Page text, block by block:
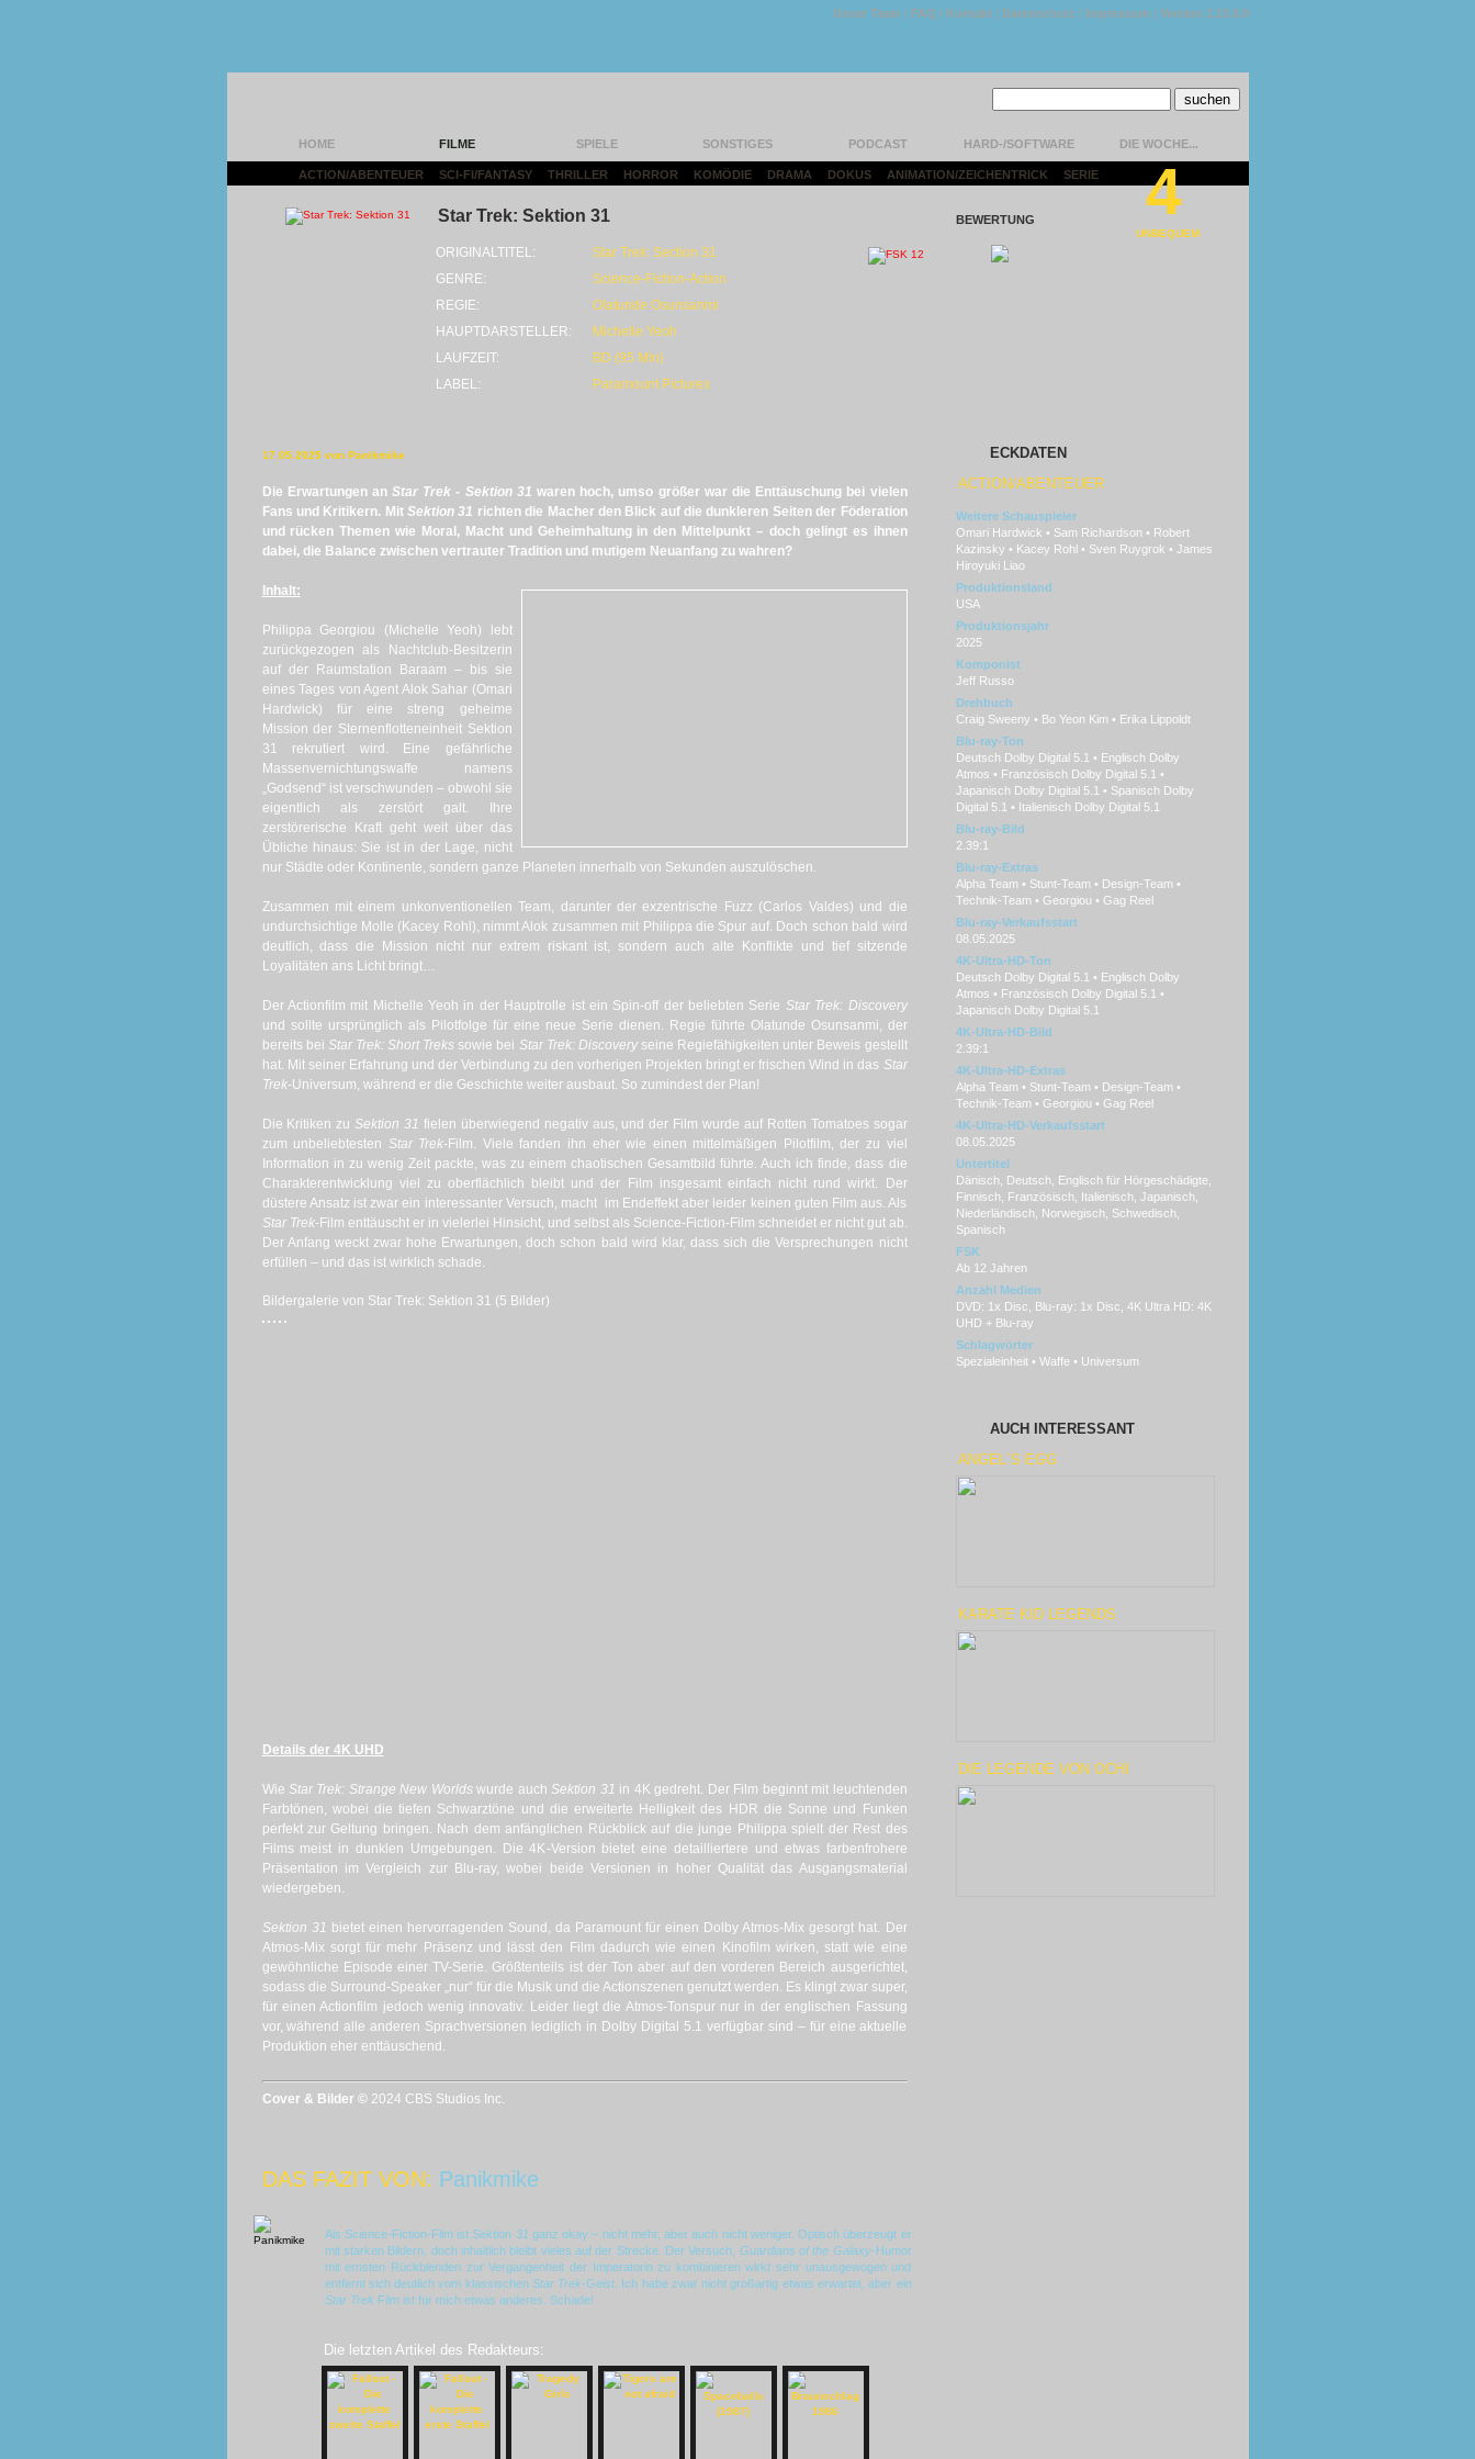
Unser Team | FAQ | Kontakt | Datenschutz | Impressum | Version 1.13.0.9
HOME FILME SPIELE SONSTIGES PODCAST HARD-/SOFTWARE DIE WOCHE...
ACTION/ABENTEUER SCI-FI/FANTASY THRILLER HORROR KOMÖDIE DRAMA DOKUS ANIMATION/ZEICHENTRICK SERIE
Star Trek: Sektion 31
ORIGINALTITEL:
Star Trek: Section 31
GENRE:
Science-Fiction-Action
REGIE:
Olatunde Osunsanmi
HAUPTDARSTELLER:
Michelle Yeoh
LAUFZEIT:
BD (95 Min)
LABEL:
Paramount Pictures
BEWERTUNG 4
UNBEQUEM
17.05.2025 von Panikmike
Die Erwartungen anStar Trek - Sektion 31 waren hoch, umso größer war die Enttäuschung bei vielen
Fans und Kritikern. Mit Sektion 31 richten die Macher den Blick auf die dunkleren Seiten der Föderation
und rücken Themen wie Moral, Macht und Geheimhaltung in den Mittelpunkt – doch gelingt es ihnen
dabei, die Balance zwischen vertrauter Tradition und mutigem Neuanfang zu wahren?
Inhalt:
Philippa Georgiou (Michelle Yeoh) lebt
zurückgezogen als Nachtclub-Besitzerin
auf der Raumstation Baraam – bis sie
eines Tages von Agent Alok Sahar (Omari
Hardwick) für eine streng geheime
Mission der Sternenflotteneinheit Sektion
31 rekrutiert wird. Eine gefährliche
Massenvernichtungswaffe namens
„Godsend“ ist verschwunden – obwohl sie
eigentlich als zerstört galt. Ihre
zerstörerische Kraft geht weit über das
Übliche hinaus: Sie ist in der Lage, nicht
nur Städte oder Kontinente, sondern ganze Planeten innerhalb von Sekunden auszulöschen.
Zusammen mit einem unkonventionellen Team, darunter der exzentrische Fuzz (Carlos Valdes) und die
undurchsichtige Molle (Kacey Rohl), nimmt Alok zusammen mit Philippa die Spur auf. Doch schon bald wird
deutlich, dass die Mission nicht nur extrem riskant ist, sondern auch alte Konflikte und tief sitzende
Loyalitäten ans Licht bringt…
Der Actionfilm mit Michelle Yeoh in der Hauptrolle ist ein Spin-off der beliebten Serie Star Trek: Discovery
und sollte ursprünglich als Pilotfolge für eine neue Serie dienen. Regie führte Olatunde Osunsanmi, der
bereits bei Star Trek: Short Treks sowie bei Star Trek: Discoveryseine Regiefähigkeiten unter Beweis gestellt
hat. Mit seiner Erfahrung und der Verbindung zu den vorherigen Projekten bringt er frischen Wind in das Star
Trek-Universum, während er die Geschichte weiter ausbaut. So zumindest der Plan!
Die Kritiken zu Sektion 31 fielen überwiegend negativ aus, und der Film wurde auf Rotten Tomatoes sogar
zum unbeliebtesten Star Trek-Film. Viele fanden ihn eher wie einen mittelmäßigen Pilotfilm, der zu viel
Information in zu wenig Zeit packte, was zu einem chaotischen Gesamtbild führte. Auch ich finde, dass die
Charakterentwicklung viel zu oberflächlich bleibt und der Film insgesamt einfach nicht rund wirkt. Der
düstere Ansatz ist zwar ein interessanter Versuch, macht im Endeffekt aber leider keinen guten Film aus. Als
Star Trek-Film enttäuscht er in vielerlei Hinsicht, und selbst als Science-Fiction-Film schneidet er nicht gut ab.
Der Anfang weckt zwar hohe Erwartungen, doch schon bald wird klar, dass sich die Versprechungen nicht
erfüllen – und das ist wirklich schade.
Bildergalerie von Star Trek: Sektion 31 (5 Bilder)
Details der 4K UHD
Wie Star Trek: Strange New Worldswurde auch Sektion 31 in 4K gedreht. Der Film beginnt mit leuchtenden
Farbtönen, wobei die tiefen Schwarztöne und die erweiterte Helligkeit des HDR die Sonne und Funken
perfekt zur Geltung bringen. Nach dem anfänglichen Rückblick auf die junge Philippa spielt der Rest des
Films meist in dunklen Umgebungen. Die 4K-Version bietet eine detailliertere und etwas farbenfrohere
Präsentation im Vergleich zur Blu-ray, wobei beide Versionen in hoher Qualität das Ausgangsmaterial
wiedergeben.
Sektion 31 bietet einen hervorragenden Sound, da Paramount für einen Dolby Atmos-Mix gesorgt hat. Der
Atmos-Mix sorgt für mehr Präsenz und lässt den Film dadurch wie einen Kinofilm wirken, statt wie eine
gewöhnliche Episode einer TV-Serie. Größtenteils ist der Ton aber auf den vorderen Bereich ausgerichtet,
sodass die Surround-Speaker „nur“ für die Musik und die Actionszenen genutzt werden. Es klingt zwar super,
für einen Actionfilm jedoch wenig innovativ. Leider liegt die Atmos-Tonspur nur in der englischen Fassung
vor, während alle anderen Sprachversionen lediglich in Dolby Digital 5.1 verfügbar sind – für eine aktuelle
Produktion eher enttäuschend.
Cover & Bilder © 2024 CBS Studios Inc.
DAS FAZIT VON: Panikmike
Als Science-Fiction-Film istSektion 31 ganz okay – nicht mehr, aber auch nicht weniger. Optisch überzeugt er
mit starken Bildern, doch inhaltlich bleibt vieles auf der Strecke. Der Versuch, Guardians of the Galaxy-Humor
mit ernsten Rückblenden zur Vergangenheit der Imperatorin zu kombinieren wirkt sehr unausgewogen und
entfernt sich deutlich vom klassischen Star Trek-Geist. Ich habe zwar nicht großartig etwas erwartet, aber ein
Star TrekFilm ist für mich etwas anderes. Schade!
Die letzten Artikel des Redakteurs:
ECKDATEN
ACTION/ABENTEUER
Weitere Schauspieler
Omari Hardwick • Sam Richardson • Robert
Kazinsky • Kacey Rohl • Sven Ruygrok • James
Hiroyuki Liao
Produktionsland
USA
Produktionsjahr
2025
Komponist
Jeff Russo
Drehbuch
Craig Sweeny • Bo Yeon Kim • Erika Lippoldt
Blu-ray-Ton
Deutsch Dolby Digital 5.1 • Englisch Dolby
Atmos • Französisch Dolby Digital 5.1 •
Japanisch Dolby Digital 5.1 • Spanisch Dolby
Digital 5.1 • Italienisch Dolby Digital 5.1
Blu-ray-Bild
2.39:1
Blu-ray-Extras
Alpha Team • Stunt-Team • Design-Team •
Technik-Team • Georgiou • Gag Reel
Blu-ray-Verkaufsstart
08.05.2025
4K-Ultra-HD-Ton
Deutsch Dolby Digital 5.1 • Englisch Dolby
Atmos • Französisch Dolby Digital 5.1 •
Japanisch Dolby Digital 5.1
4K-Ultra-HD-Bild
2.39:1
4K-Ultra-HD-Extras
Alpha Team • Stunt-Team • Design-Team •
Technik-Team • Georgiou • Gag Reel
4K-Ultra-HD-Verkaufsstart
08.05.2025
Untertitel
Dänisch, Deutsch, Englisch für Hörgeschädigte,
Finnisch, Französisch, Italienisch, Japanisch,
Niederländisch, Norwegisch, Schwedisch,
Spanisch
FSK
Ab 12 Jahren
Anzahl Medien
DVD: 1x Disc, Blu-ray: 1x Disc, 4K Ultra HD: 4K
UHD + Blu-ray
Schlagwörter
Spezialeinheit • Waffe • Universum
AUCH INTERESSANT
ANGEL´S EGG
KARATE KID LEGENDS
DIE LEGENDE VON OCHI